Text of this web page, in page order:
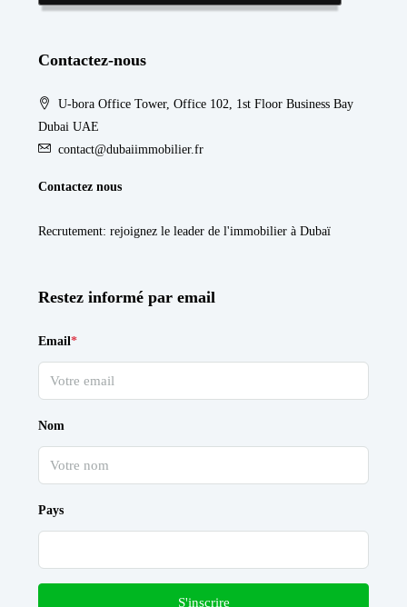
Contactez-nous
U-bora Office Tower, Office 102, 1st Floor Business Bay
Dubai UAE
contact@dubaiimmobilier.fr
Contactez nous
Recrutement: rejoignez le leader de l'immobilier à Dubaï
Restez informé par email
Email*
Nom
Pays
S'inscrire